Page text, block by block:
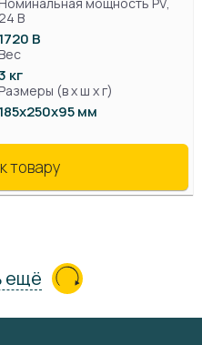
мощность PV,
В
1720 В
кг
(в х ш х г)
185x250x95 мм
товару
ещё